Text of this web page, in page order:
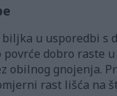
biljka u usporedbi s
povrće dobro raste
obilnog gnojenja.
rast lišća na